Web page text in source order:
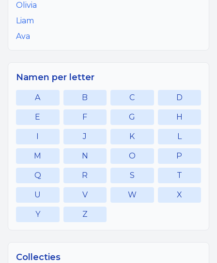
Olivia
Liam
Ava
Namen per letter
A B C D
E F G H
I J K L
M N O P
Q R S T
U V W X
Y Z
Collecties